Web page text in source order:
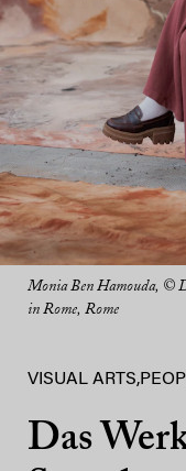
VISUAL ARTS,
Das
Monia Ben Hamouda, ©
in Rome, Rome